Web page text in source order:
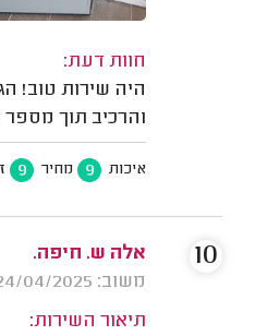
חוות דעת:
היה שירות טוב!
והרכיב תוך מספר
איכות 9 מחיר 9
אלה ש. חיפה.
משוב: 24/04/2025
תיאור השירות:
10